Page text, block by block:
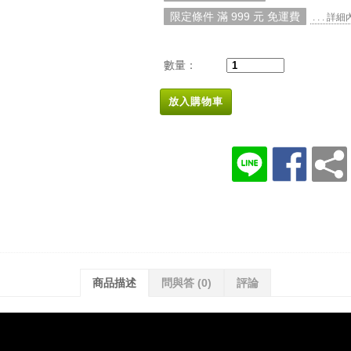
限定條件 滿 999 元 免運費 . . . 詳細
數量：
放入購物車
商品描述 問與答 (0) 評論